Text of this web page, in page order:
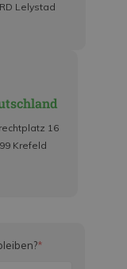
Lelystad
16
Krefeld
*